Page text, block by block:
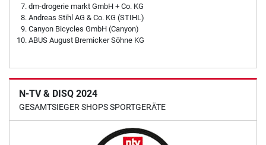
dm-drogerie markt GmbH + Co. KG
Andreas Stihl AG & Co. KG (STIHL)
Canyon Bicycles GmbH (Canyon)
ABUS August Bremicker Söhne KG
N-TV & DISQ 2024
GESAMTSIEGER SHOPS SPORTGERÄTE